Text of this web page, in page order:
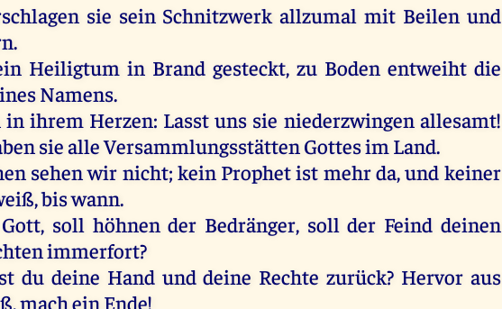
sie sein Schnitzwerk allzumal mit Beilen und
.
Heiligtum in Brand gesteckt, zu Boden entweiht die
Namens.
in ihrem Herzen: Lasstuns sie niederzwingen allesamt!
siealleVersammlungsstätten Gottesim Land.
sehen wir nicht; kein Prophetist mehrda,und keiner
,biswann.
Gott, soll höhnen der Bedränger, soll der Feind deinen
immerfort?
du deine Hand und deine Rechte zurück? Hervor aus
,machein Ende!